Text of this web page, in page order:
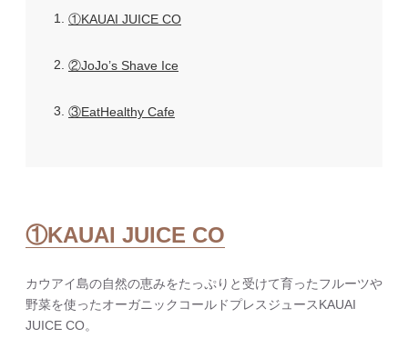
1 ①KAUAI JUICE CO
2 ②JoJo’s Shave Ice
3 ③EatHealthy Cafe
①KAUAI JUICE CO
カウアイ島の自然の恵みをたっぷりと受けて育ったフルーツや
野菜を使ったオーガニックコールドプレスジュースKAUAI
JUICE CO。